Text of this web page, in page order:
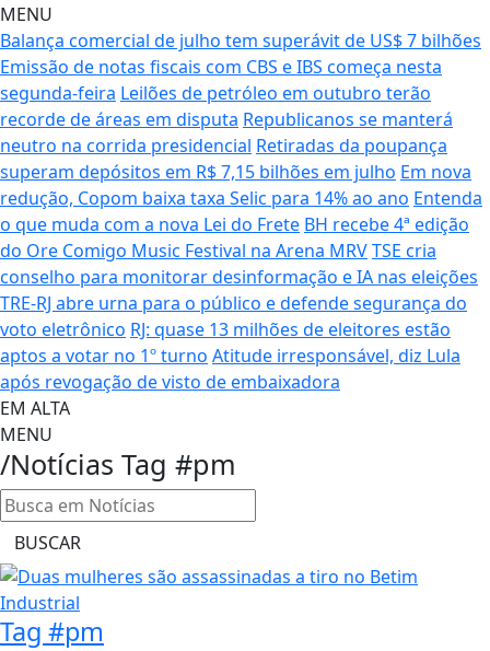
MENU
Balança comercial de julho tem superávit de US$ 7 bilhões
Emissão de notas fiscais com CBS e IBS começa nesta
segunda-feira Leilões de petróleo em outubro terão
recorde de áreas em disputa Republicanos se manterá
neutro na corrida presidencial Retiradas da poupança
superam depósitos em R$ 7,15 bilhões em julho Em nova
redução, Copom baixa taxa Selic para 14% ao ano Entenda
o que muda com a nova Lei do Frete BH recebe 4ª edição
do Ore Comigo Music Festival na Arena MRVTSE cria
conselho para monitorar desinformação e IA nas eleições
TRE-RJ abre urna para o público e defende segurança do
voto eletrônico RJ: quase 13 milhões de eleitores estão
aptos a votar no 1º turno Atitude irresponsável, diz Lula
após revogação de visto de embaixadora
EM ALTA
MENU
/Notícias Tag #pm
BUSCAR
Tag #pm